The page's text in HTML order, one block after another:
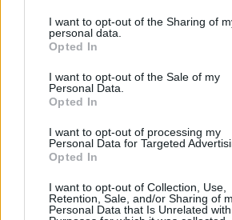
I want to opt-out of the Sharing of
personal data.
Opted In
I want to opt-out of the Sale of my
Personal Data.
Opted In
I want to opt-out of processing my
Personal Data for Targeted
Opted In
I want to opt-out of Collection, Use,
Retention, Sale, and/or Sharing of
Personal Data that Is Unrelated
Λίγα λόγια για την
Η Ευαγγελία Κοράκη είναι
των Ιατρικών και
παγκόσμιους κολοσσούς της
φαρμακοβιομηχανίας (Roche,
οποίας είναι Πρόεδρος και